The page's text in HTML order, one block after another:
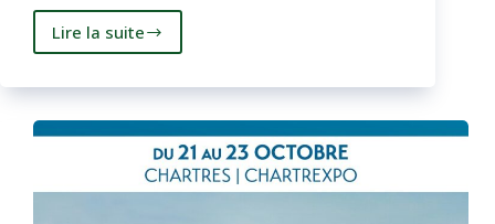
Lire la suiteTourmentine
Salon
la